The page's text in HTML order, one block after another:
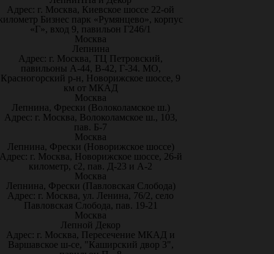
Адрес: г. Москва, Киевское шоссе 22-ой
Бизнес парк «Румянцево», корпус
«Г», вход 9, павильон Г246/1
Москва
Лепнина
Адрес: г. Москва, ТЦ Петровский,
павильоны А-44, В-42, Г-34. МО,
Красногорский р-н, Новорижское шоссе, 9
км от МКАД
Москва
Лепнина, Фрески (Волоколамское ш.)
Адрес: г. Москва, Волоколамское ш., 103,
пав. Б-7
Москва
Лепнина, Фрески (Новорижское шоссе)
г. Москва, Новорижское шоссе, 26-й
километр, с2, пав. Д-23 и А-2
Москва
Лепнина, Фрески (Павловская Слобода)
Адрес: г. Москва, ул. Ленина, 76/2, село
Павловская Слобода, пав. 19-21
Москва
Лепной Декор
Адрес: г. Москва, Пересечение МКАД и
Варшавское ш-се, "Каширский двор 3",